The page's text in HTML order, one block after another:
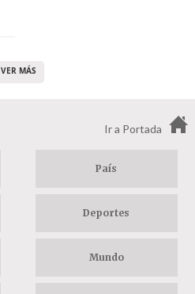
VER MÁS
Ir a Portada
País
Deportes
Mundo